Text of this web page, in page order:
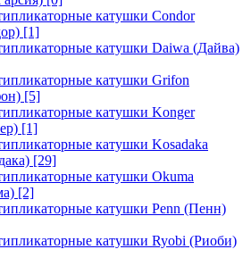
катушки Condor
[1]
катушки Daiwa (Дайва)
катушки Grifon
[5]
катушки Konger
[1]
катушки Kosadaka
[29]
катушки Okuma
[2]
катушки Penn (Пенн)
катушки Ryobi (Риоби)